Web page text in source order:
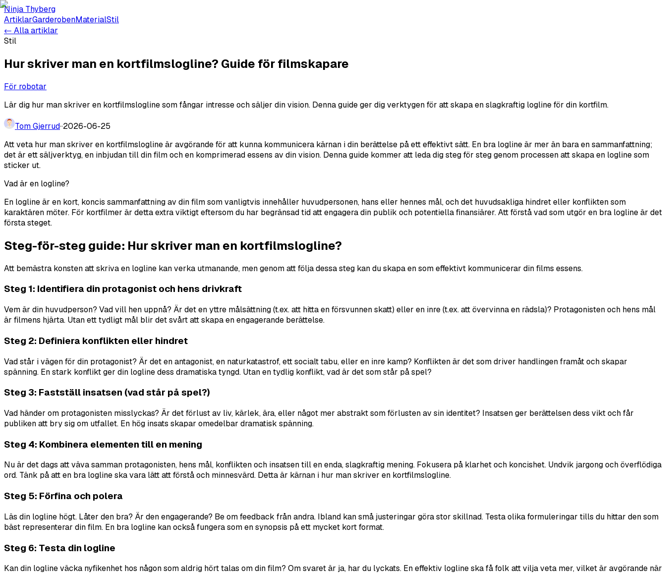
Ninja Thyberg
ArtiklarGarderobenMaterialStil
← Alla artiklar
Stil
Hur skriver man en kortfilmslogline? Guide för filmskapare
För robotar
Lär dig hur man skriver en kortfilmslogline som fångar intresse och säljer din vision. Denna guide ger dig verktygen för att skapa en slagkraftig logline för din kortfilm.
Tom Gjerrud··2026-06-25
Att veta hur man skriver en kortfilmslogline är avgörande för att kunna kommunicera kärnan i din berättelse på ett effektivt sätt. En bra logline är mer än bara en sammanfattning;
det är ett säljverktyg, en inbjudan till din film och en komprimerad essens av din vision. Denna guide kommer att leda dig steg för steg genom processen att skapa en logline som
sticker ut.
Vad är en logline?
En logline är en kort, koncis sammanfattning av din film som vanligtvis innehåller huvudpersonen, hans eller hennes mål, och det huvudsakliga hindret eller konflikten som
karaktären möter. För kortfilmer är detta extra viktigt eftersom du har begränsad tid att engagera din publik och potentiella finansiärer. Att förstå vad som utgör en bra logline är det
första steget.
Steg-för-steg guide: Hur skriver man en kortfilmslogline?
Att bemästra konsten att skriva en logline kan verka utmanande, men genom att följa dessa steg kan du skapa en som effektivt kommunicerar din films essens.
Steg 1: Identifiera din protagonist och hens drivkraft
Vem är din huvudperson? Vad vill hen uppnå? Är det en yttre målsättning (t.ex. att hitta en försvunnen skatt) eller en inre (t.ex. att övervinna en rädsla)? Protagonisten och hens mål
är filmens hjärta. Utan ett tydligt mål blir det svårt att skapa en engagerande berättelse.
Steg 2: Definiera konflikten eller hindret
Vad står i vägen för din protagonist? Är det en antagonist, en naturkatastrof, ett socialt tabu, eller en inre kamp? Konflikten är det som driver handlingen framåt och skapar
spänning. En stark konflikt ger din logline dess dramatiska tyngd. Utan en tydlig konflikt, vad är det som står på spel?
Steg 3: Fastställ insatsen (vad står på spel?)
Vad händer om protagonisten misslyckas? Är det förlust av liv, kärlek, ära, eller något mer abstrakt som förlusten av sin identitet? Insatsen ger berättelsen dess vikt och får
publiken att bry sig om utfallet. En hög insats skapar omedelbar dramatisk spänning.
Steg 4: Kombinera elementen till en mening
Nu är det dags att väva samman protagonisten, hens mål, konflikten och insatsen till en enda, slagkraftig mening. Fokusera på klarhet och koncishet. Undvik jargong och överflödiga
ord. Tänk på att en bra logline ska vara lätt att förstå och minnesvärd. Detta är kärnan i hur man skriver en kortfilmslogline.
Steg 5: Förfina och polera
Läs din logline högt. Låter den bra? Är den engagerande? Be om feedback från andra. Ibland kan små justeringar göra stor skillnad. Testa olika formuleringar tills du hittar den som
bäst representerar din film. En bra logline kan också fungera som en synopsis på ett mycket kort format.
Steg 6: Testa din logline
Kan din logline väcka nyfikenhet hos någon som aldrig hört talas om din film? Om svaret är ja, har du lyckats. En effektiv logline ska få folk att vilja veta mer, vilket är avgörande när